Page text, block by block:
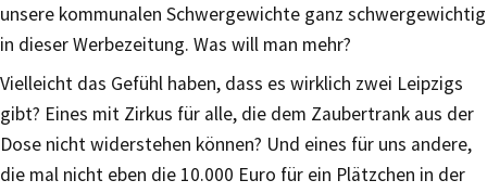
unsere kommunalen Schwergewichte ganz schwergewichtig
in dieser Werbezeitung. Was will man mehr?
Vielleicht das Gefühl haben, dass es wirklich zwei Leipzigs
gibt? Eines mit Zirkus für alle, die dem Zaubertrank aus der
Dose nicht widerstehen können? Und eines für uns andere,
die mal nicht eben die 10.000 Euro für ein Plätzchen in der